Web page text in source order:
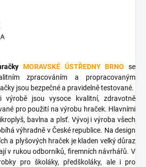
MORAVSKÉ ÚSTŘEDNY BRNO se
zpracováním a propracovaným
jsou bezpečné a pravidelně testované.
výrobě jsou vysoce kvalitní, zdravotně
pro použití na výrobu hraček. Hlavními
bavlna a plsť. Vývoj i výroba všech
výhradně v České republice. Na design
a plyšových hraček je kladen velký důraz
v rukou odborníků, firemních návrhářů. V
pro školáky, předškoláky, ale i pro